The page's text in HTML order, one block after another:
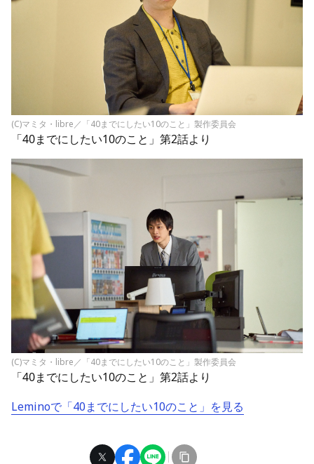
(C)マミタ・libre／「40までにしたい10のこと」製作委員会
「40までにしたい10のこと」第2話より
(C)マミタ・libre／「40までにしたい10のこと」製作委員会
「40までにしたい10のこと」第2話より
Leminoで「40までにしたい10のこと」を見る